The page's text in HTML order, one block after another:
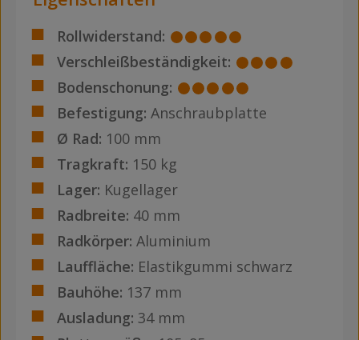
Rollwiderstand:
Verschleißbeständigkeit:
Bodenschonung:
Befestigung: Anschraubplatte
Ø Rad: 100 mm
Tragkraft: 150 kg
Lager: Kugellager
Radbreite: 40 mm
Radkörper: Aluminium
Lauffläche: Elastikgummi schwarz
Bauhöhe: 137 mm
Ausladung: 34 mm